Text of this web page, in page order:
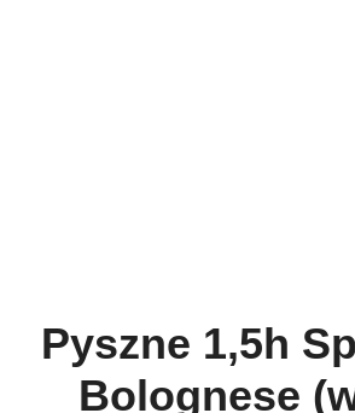
Pyszne 1,5h
Bolognese